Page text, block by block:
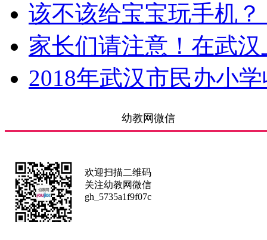
该不该给宝宝玩手机
家长们请注意！在武
2018年武汉市民办小
幼教网微信
欢迎扫描二维码
关注幼教网微信
gh_5735a1f9f07c